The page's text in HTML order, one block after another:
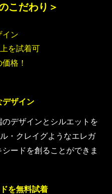
こだわり＞
イン
を試着可
格！
デザイン
デザインとシルエットを
・クレイグようなエレガ
ードを創ることができま
を無料試着